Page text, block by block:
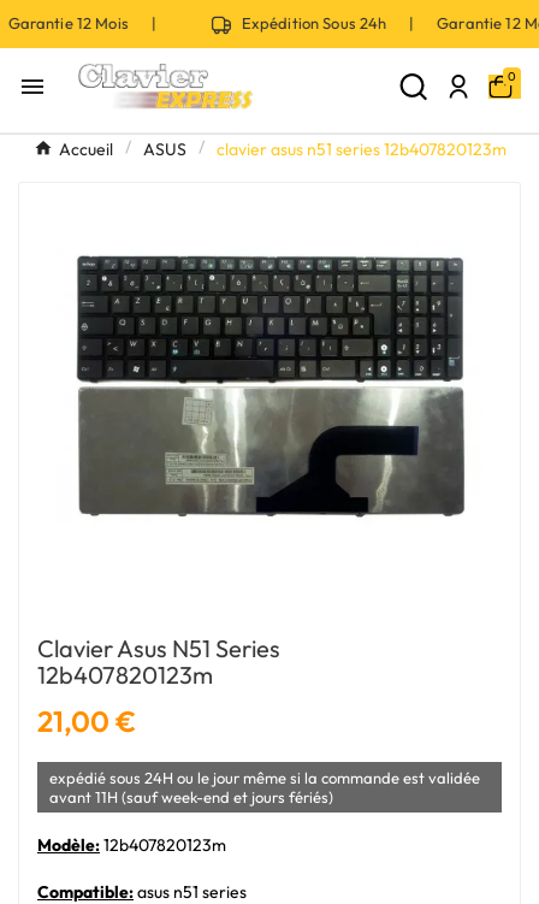
12 Mois | Expédition Sous 24h | Garantie 12
 0
Accueil ASUS clavier asus n51 series 12b407820123m
Clavier Asus N51 Series
12b407820123m
21,00 €
expédié sous 24H ou le jour même si la commande est validée
avant 11H (sauf week-end et jours fériés)
Modèle:12b407820123m
Compatible:asus n51 series